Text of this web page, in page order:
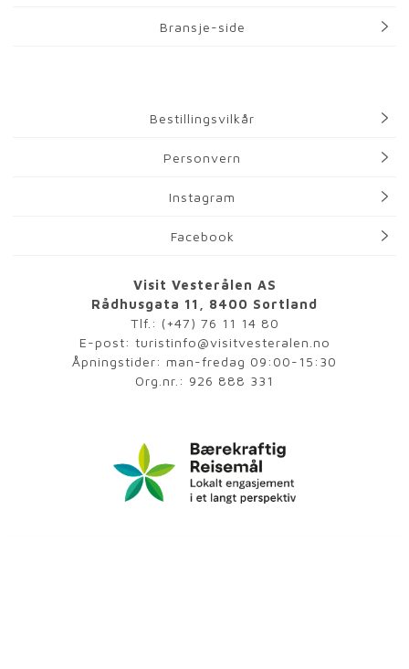
Bransje-side
Bestillingsvilkår
Personvern
Instagram
Facebook
Visit Vesterålen AS
Rådhusgata 11, 8400 Sortland
Tlf.: (+47) 76 11 14 80
E-post: turistinfo@visitvesteralen.no
Åpningstider: man-fredag 09:00-15:30
Org.nr.: 926 888 331